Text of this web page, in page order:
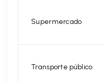
Supermercado
Transporte público